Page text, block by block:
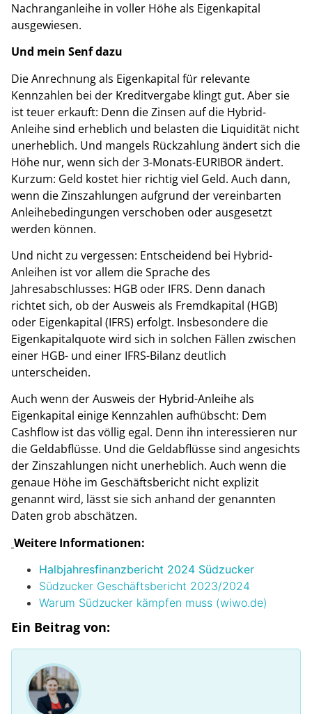
Nachranganleihe in voller Höhe als Eigenkapital
ausgewiesen.
Und mein Senf dazu
Die Anrechnung als Eigenkapital für relevante
Kennzahlen bei der Kreditvergabe klingt gut. Aber sie
ist teuer erkauft: Denn die Zinsen auf die Hybrid-
Anleihe sind erheblich und belasten die Liquidität nicht
unerheblich. Und mangels Rückzahlung ändert sich die
Höhe nur, wenn sich der 3-Monats-EURIBOR ändert.
Kurzum: Geld kostet hier richtig viel Geld. Auch dann,
wenn die Zinszahlungen aufgrund der vereinbarten
Anleihebedingungen verschoben oder ausgesetzt
werden können.
Und nicht zu vergessen: Entscheidend bei Hybrid-
Anleihen ist vor allem die Sprache des
Jahresabschlusses: HGB oder IFRS. Denn danach
richtet sich, ob der Ausweis als Fremdkapital (HGB)
oder Eigenkapital (IFRS) erfolgt. Insbesondere die
Eigenkapitalquote wird sich in solchen Fällen zwischen
einer HGB- und einer IFRS-Bilanz deutlich
unterscheiden.
Auch wenn der Ausweis der Hybrid-Anleihe als
Eigenkapital einige Kennzahlen aufhübscht: Dem
Cashflow ist das völlig egal. Denn ihn interessieren nur
die Geldabflüsse. Und die Geldabflüsse sind angesichts
der Zinszahlungen nicht unerheblich. Auch wenn die
genaue Höhe im Geschäftsbericht nicht explizit
genannt wird, lässt sie sich anhand der genannten
Daten grob abschätzen.
Weitere Informationen:
Halbjahresfinanzbericht 2024 Südzucker
Südzucker Geschäftsbericht 2023/2024
Warum Südzucker kämpfen muss (wiwo.de)
Ein Beitrag von: